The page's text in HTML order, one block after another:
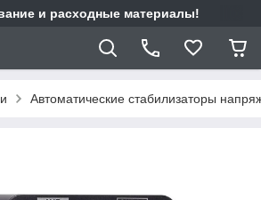
и расходные материалы!
Автоматические стабилизаторы